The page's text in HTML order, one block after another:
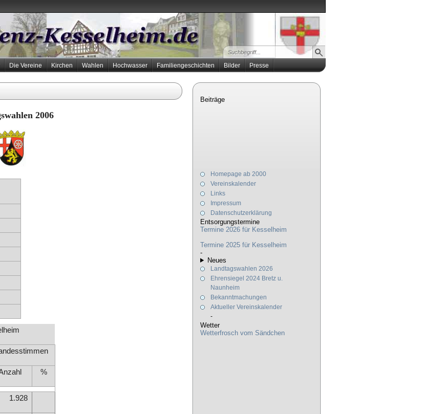
Die Vereine Kirchen Wahlen Hochwasser Familiengeschichten Bilder Presse
Beiträge
Homepage ab 2000
Vereinskalender
Links
Impressum
Datenschutzerklärung
Entsorgungstermine
Termine 2026 für Kesselheim
Termine 2025 für Kesselheim
-
Neues
Landtagswahlen 2026
Ehrensiegel 2024 Bretz u.
Naunheim
Bekanntmachungen
Aktueller Vereinskalender
-
Wetter
Wetterfrosch vom Sändchen
2006
%
1.928